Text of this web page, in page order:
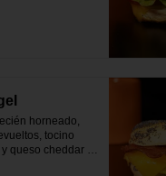
horneado,
tocino
queso cheddar